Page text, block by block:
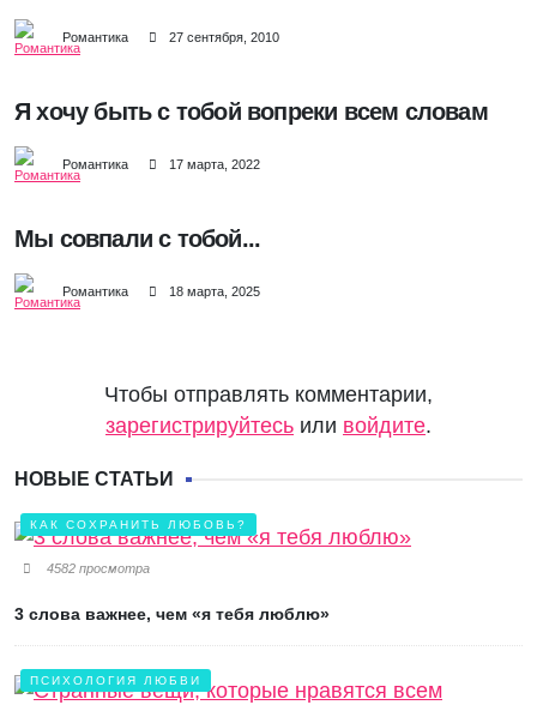
Романтика 27 сентября, 2010
Я хочу быть с тобой вопреки всем словам
Романтика 17 марта, 2022
Мы совпали с тобой...
Романтика 18 марта, 2025
Чтобы отправлять комментарии,
зарегистрируйтесь или войдите.
НОВЫЕ СТАТЬИ
КАК СОХРАНИТЬ ЛЮБОВЬ?
4582 просмотра
3 слова важнее, чем «я тебя люблю»
ПСИХОЛОГИЯ ЛЮБВИ